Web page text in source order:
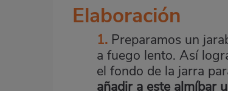
Elaboración
1. Preparamos un
a fuego lento. Así
el fondo de la jarra
añadir a este almíbar